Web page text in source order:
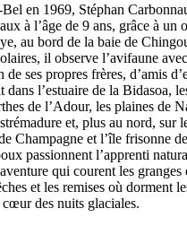
Élizabeth
Jean-Marie
Kim
Bruno d’
Albéric d’
James
Mario
Tifenn
Christophe
Fawaz
Emmanuel
Valentine
Marie-Claire
en 1969, Stéphan
à l’âge de 9 ans, grâce à un
au bord de la baie de
il observe l’avifaune
de ses propres frères, d’amis
dans l’estuaire de la Bidasoa,
de l’Adour, les plaines de
et, plus au nord, sur
Champagne et l’île frisonne
passionnent l’apprenti
qui courent les granges
et les remises où dorment
cœur des nuits glaciales.